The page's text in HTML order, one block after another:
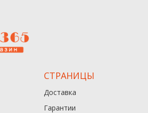
СТРАНИЦЫ
Доставка
Гарантии